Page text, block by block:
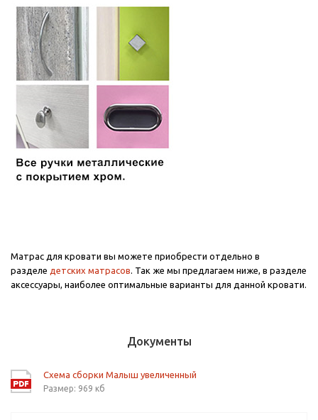
Матрас для кровати вы можете приобрести отдельно в
разделе детских матрасов. Так же мы предлагаем ниже, в разделе
аксессуары, наиболее оптимальные варианты для данной кровати.
Документы
Схема сборки Малыш увеличенный
Размер: 969 кб